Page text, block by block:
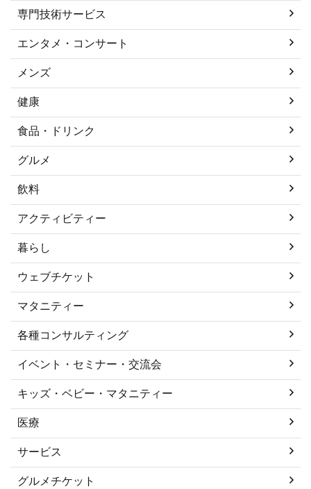
専門技術サービス
エンタメ・コンサート
メンズ
健康
食品・ドリンク
グルメ
飲料
アクティビティー
暮らし
ウェブチケット
マタニティー
各種コンサルティング
イベント・セミナー・交流会
キッズ・ベビー・マタニティー
医療
サービス
グルメチケット